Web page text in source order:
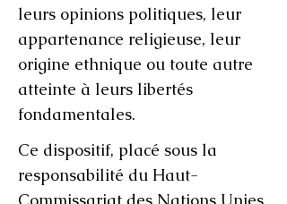
leurs opinions politiques, leur
appartenance religieuse, leur
origine ethnique ou toute autre
atteinte à leurs libertés
fondamentales.
Ce dispositif, placé sous la
responsabilité du Haut-